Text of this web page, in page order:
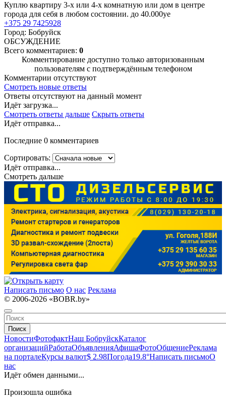
Куплю квартиру 3-х или 4-х комнатную или дом в центре
города для себя в любом состоянии. до 40.000уе
+375 29 7425928
Город: Бобруйск
ОБСУЖДЕНИЕ
Всего комментариев: 0
Комментирование доступно только авторизованным
пользователям с подтверждённым телефоном
Комментарии отсутствуют
Смотреть новые ответы
Ответы отсутствуют на данный момент
Идёт загрузка...
Смотреть ответы дальше Скрыть ответы
Идёт отправка...
Последние 0 комментариев
Сортировать:
Идёт отправка...
Смотреть дальше
Написать письмо О нас Реклама
© 2006-2026 «BOBR.by»
Поиск
НовостиФотофактНаш БобруйскКаталог
организацийРаботаОбъявленияАфишаФотоОбщениеРеклама
на порталеКурсы валют$ 2.98Погода19.8°Написать письмоО
нас
Идёт обмен данными...
Произошла ошибка